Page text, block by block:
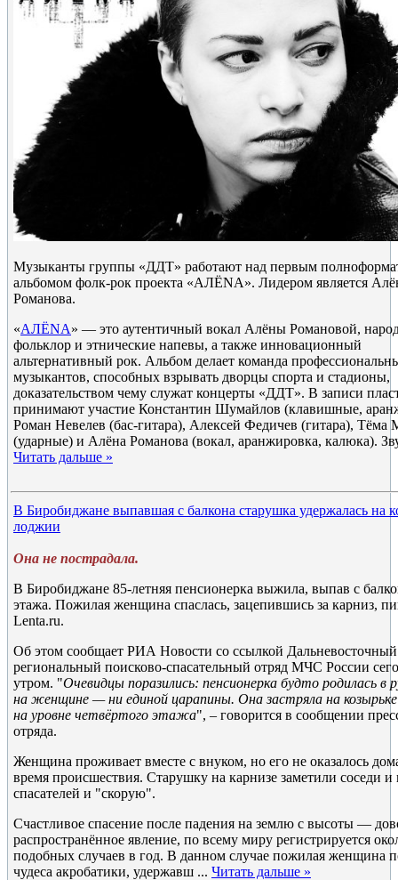
Музыканты группы «ДДТ» работают над первым
альбомом фолк-рок проекта «АЛЁNА». Лидером является
Романова.
«АЛЁNА» — это аутентичный вокал Алёны Романовой,
фольклор и этнические напевы, а также инновационный
альтернативный рок. Альбом делает команда
музыкантов, способных взрывать дворцы спорта и стадионы,
доказательством чему служат концерты «ДДТ». В записи
принимают участие Константин Шумайлов (клавишные,
Роман Невелев (бас-гитара), Алексей Федичев (гитара), Тёма
(ударные) и Алёна Романова (вокал, аранжировка, калюка).
Читать дальше »
В Биробиджане выпавшая с балкона старушка удержалась на
лоджии
Она не пострадала.
В Биробиджане 85-летняя пенсионерка выжила, выпав с
этажа. Пожилая женщина спаслась, зацепившись за карниз,
Lenta.ru.
Об этом сообщает РИА Новости со ссылкой Дальневосточный
региональный поисково-спасательный отряд МЧС России
утром. "Очевидцы поразились: пенсионерка будто родилась в
на женщине — ни единой царапины. Она застряла на
на уровне четвёртого этажа", – говорится в сообщении
отряда.
Женщина проживает вместе с внуком, но его не оказалось
время происшествия. Старушку на карнизе заметили соседи и
спасателей и "скорую".
Счастливое спасение после падения на землю с высоты —
распространённое явление, по всему миру регистрируется
подобных случаев в год. В данном случае пожилая женщина
чудеса акробатики, удержавш ... Читать дальше »